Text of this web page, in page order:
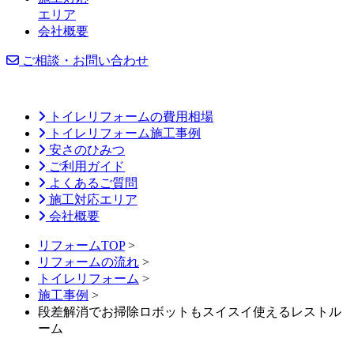
エリア
会社概要
ご相談・お問い合わせ
トイレリフォームの費用相場
トイレリフォーム施工事例
安さのひみつ
ご利用ガイド
よくあるご質問
施工対応エリア
会社概要
リフォームTOP>
リフォームの流れ >
トイレリフォーム >
施工事例 >
段差解消でお掃除ロボットもスイスイ使えるレストル
ーム